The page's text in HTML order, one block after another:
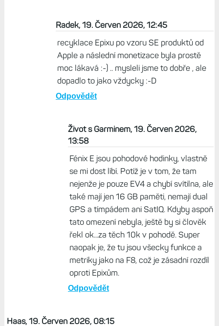
Radek, 19. Červen 2026, 12:45
recyklace Epixu po vzoru SE produktů od
Apple a následní monetizace byla prostě
moc lákavá :-) .. mysleli jsme to dobře , ale
dopadlo to jako vždycky :-D
Odpovědět
Život s Garminem, 19. Červen 2026,
13:58
Fénix E jsou pohodové hodinky, vlastně
se mi dost líbí. Potíž je v tom, že tam
nejenže je pouze EV4 a chybí svítilna, ale
také mají jen 16 GB paměti, nemají dual
GPS a tímpádem ani SatIQ. Kdyby aspoň
tato omezení nebyla, ještě by si člověk
řekl ok...za těch 10k v pohodě. Super
naopak je, že tu jsou všecky funkce a
metriky jako na F8, což je zásadní rozdíl
oproti Epixům.
Odpovědět
Haas, 19. Červen 2026, 08:15